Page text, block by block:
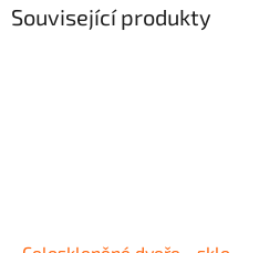
Související produkty